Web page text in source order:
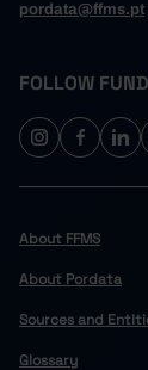
pordata@ffms.pt
FOLLOW
About FFMS
About Pordata
Sources and
Glossary